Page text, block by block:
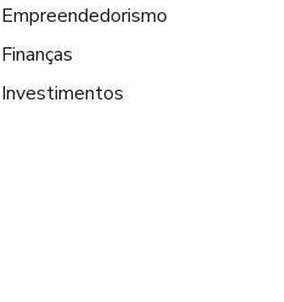
Empreendedorismo
Finanças
Investimentos